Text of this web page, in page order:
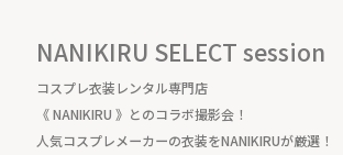
NANIKIRU SELECT session
コスプレ衣装レンタル専門店
《 NANIKIRU 》とのコラボ撮影会！
人気コスプレメーカーの衣装をNANIKIRUが厳選！